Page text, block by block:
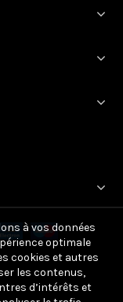
à vos données
optimale
cookies et autres
les contenus,
d’intérêts et